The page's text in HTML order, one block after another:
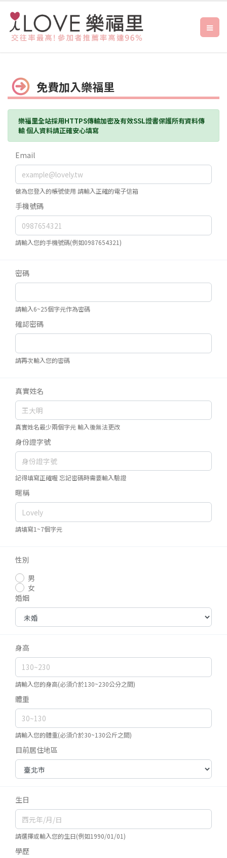
免費加入樂福里
樂福里全站採用HTTPS傳輸加密及有效SSL證書保護所有資料傳
輸 個人資料請正確安心填寫
Email
做為您登入的帳號使用 請輸入正確的電子信箱
手機號碼
請輸入您的手機號碼(例如0987654321)
密碼
請輸入6~25個字元作為密碼
確認密碼
請再次輸入您的密碼
真實姓名
真實姓名最少兩個字元 輸入後無法更改
身份證字號
記得填寫正確喔 忘記密碼時需要輸入驗證
暱稱
請填寫1~7個字元
性別
男
女
婚姻
身高
請輸入您的身高(必須介於130~230公分之間)
體重
請輸入您的體重(必須介於30~130公斤之間)
目前居住地區
生日
請選擇或輸入您的生日(例如1990/01/01)
學歷